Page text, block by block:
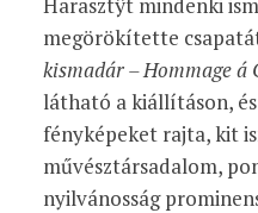
megörökítette
kismadár – Hommage á
látható a kiállításon,
fényképeket rajta, kit
művésztársadalom,
nyilvánosság